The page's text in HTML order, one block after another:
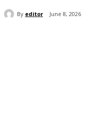
By editor June 8, 2026